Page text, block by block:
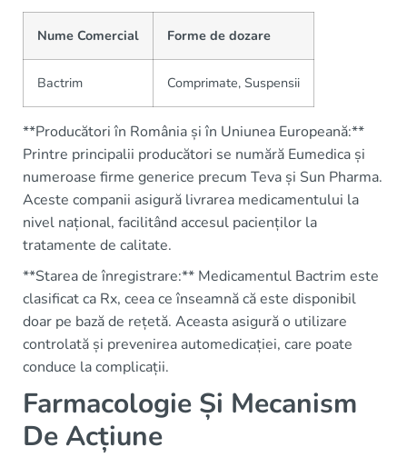
Nume Comercial Forme de dozare
Bactrim Comprimate, Suspensii
**Producători în România și în Uniunea Europeană:**
Printre principalii producători se numără Eumedica și
numeroase firme generice precum Teva și Sun Pharma.
Aceste companii asigură livrarea medicamentului la
nivel național, facilitând accesul pacienților la
tratamente de calitate.
**Starea de înregistrare:** Medicamentul Bactrim este
clasificat ca Rx, ceea ce înseamnă că este disponibil
doar pe bază de rețetă. Aceasta asigură o utilizare
controlată și prevenirea automedicației, care poate
conduce la complicații.
Farmacologie Și Mecanism
De Acțiune